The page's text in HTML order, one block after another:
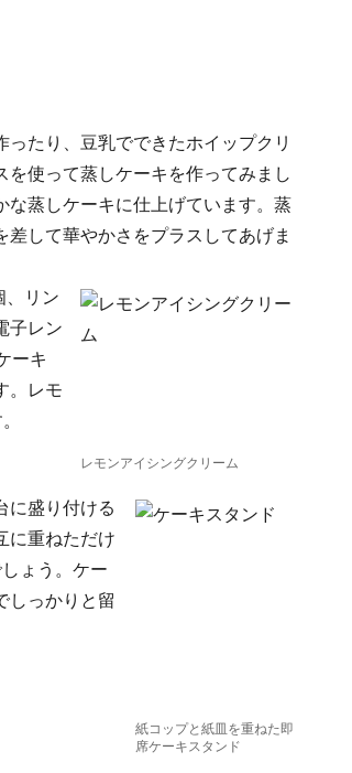
たり、豆乳でできたホイップクリ
使って蒸しケーキを作ってみまし
な蒸しケーキに仕上げています。蒸
して華やかさをプラスしてあげま
レモンアイシングクリーム
、リン
子レン
ーキ
。レモ
紙コップと紙皿を重ねた即
席ケーキスタンド
に盛り付ける
に重ねただけ
ょう。ケー
しっかりと留